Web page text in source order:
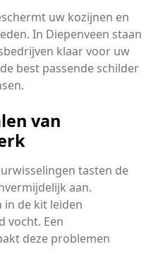
uw kozijnen en
In Diepenveen staan
klaar voor uw
best passende schilder
van
tasten de
aan.
in de kit leiden
vocht. Een
deze problemen